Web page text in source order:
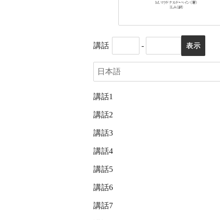
講話 -
講話1
講話2
講話3
講話4
講話5
講話6
講話7